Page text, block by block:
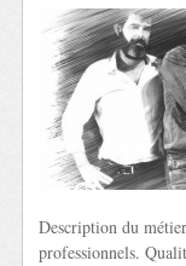
Description du
professionnels.